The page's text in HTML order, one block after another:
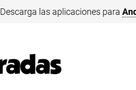
Descarga las aplicaciones para